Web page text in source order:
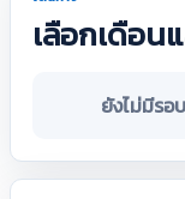
เลือกเดือน
ยังไม่มีรอ